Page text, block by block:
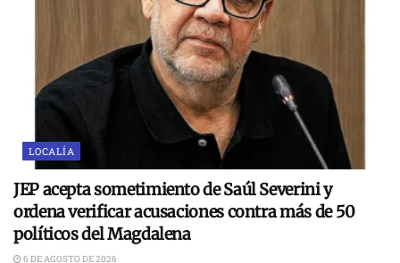
LOCALÍA
JEP acepta sometimiento de Saúl Severini y
ordena verificar acusaciones contra más de 50
políticos del Magdalena
6 DE AGOSTO DE 2026